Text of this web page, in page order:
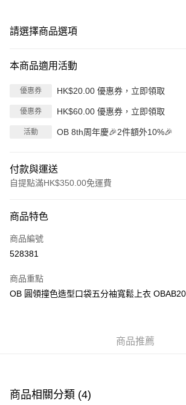
請選擇商品選項
本商品適用活動
優惠券 HK$20.00 優惠券，立即領取
優惠券 HK$60.00 優惠券，立即領取
活動 OB 8th周年慶🎉2件額外10%🎉
付款與運送
自提點滿HK$350.00免運費
信用卡
Apple Pay
PayMe
付款後順豐站及營業點
商品特色
商品編號
528381
商品重點
OB 圓領撞色造型口袋五分袖寬鬆上衣
商品推薦
商品相關分類 (4)